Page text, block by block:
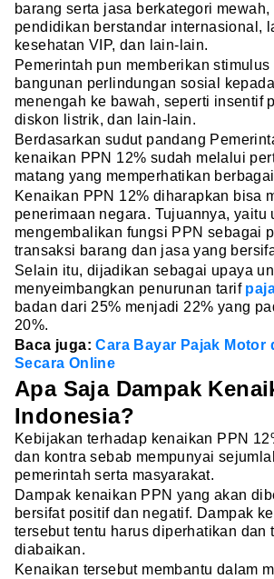
barang serta jasa berkategori mewah,
pendidikan berstandar internasional,
kesehatan VIP, dan lain-lain.
Pemerintah pun memberikan
bangunan perlindungan sosial
menengah ke bawah, seperti insentif
diskon listrik, dan lain-lain.
Berdasarkan sudut pandang
kenaikan PPN 12% sudah melalui
matang yang memperhatikan
Kenaikan PPN 12% diharapkan bisa
penerimaan negara. Tujuannya, yaitu
mengembalikan fungsi PPN sebagai
transaksi barang dan jasa yang
Selain itu, dijadikan sebagai upaya
menyeimbangkan penurunan tarif
badan dari 25% menjadi 22% yang
20%.
Baca juga:Cara Bayar Pajak Motor
Secara Online
Apa Saja Dampak
Indonesia?
Kebijakan terhadap kenaikan PPN
dan kontra sebab mempunyai
pemerintah serta masyarakat.
Dampak kenaikan PPN yang akan
bersifat positif dan negatif. Dampak
tersebut tentu harus diperhatikan dan
diabaikan.
Kenaikan tersebut membantu dalam